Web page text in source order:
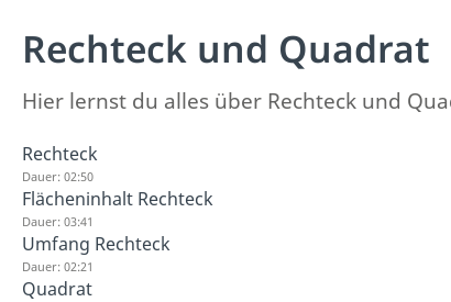
Rechteck und Quadrat
Hier lernst du alles über Rechteck und
Rechteck
Dauer: 02:50
Flächeninhalt Rechteck
Dauer: 03:41
Umfang Rechteck
Dauer: 02:21
Quadrat